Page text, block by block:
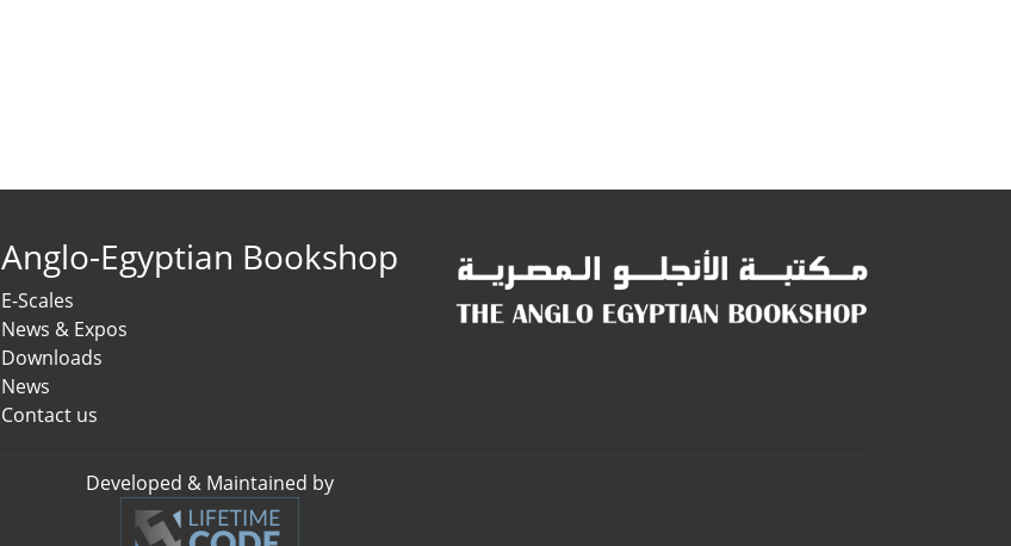
Anglo-Egyptian Bookshop
E-Scales
News & Expos
Downloads
News
Contact us
Developed & Maintained by